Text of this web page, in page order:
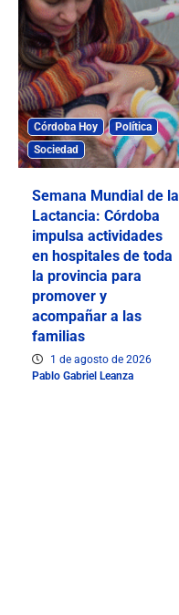
Córdoba Hoy
Política
Sociedad
Semana Mundial de la
Lactancia: Córdoba
impulsa actividades
en hospitales de toda
la provincia para
promover y
acompañar a las
familias
1 de agosto de 2026
Pablo Gabriel Leanza